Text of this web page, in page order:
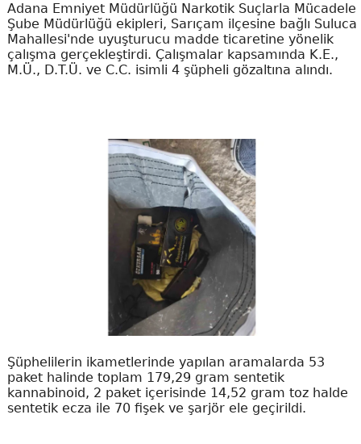
Adana Emniyet Müdürlüğü Narkotik Suçlarla Mücadele
Şube Müdürlüğü ekipleri, Sarıçam ilçesine bağlı Suluca
Mahallesi'nde uyuşturucu madde ticaretine yönelik
çalışma gerçekleştirdi. Çalışmalar kapsamında K.E.,
M.Ü., D.T.Ü. ve C.C. isimli 4 şüpheli gözaltına alındı.
Şüphelilerin ikametlerinde yapılan aramalarda 53
paket halinde toplam 179,29 gram sentetik
kannabinoid, 2 paket içerisinde 14,52 gram toz halde
sentetik ecza ile 70 fişek ve şarjör ele geçirildi.